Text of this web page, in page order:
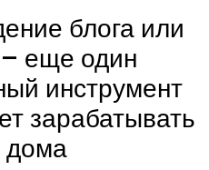
блога или
еще один
инструмент
зарабатывать
дома